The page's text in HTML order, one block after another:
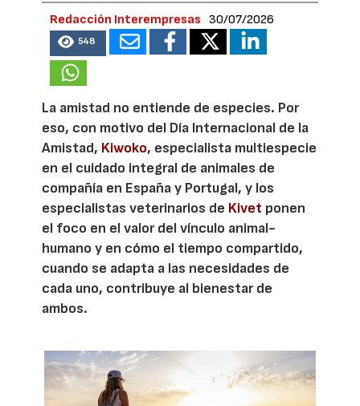
Redacción Interempresas 30/07/2026
548
La amistad no entiende de especies. Por
eso, con motivo del Día Internacional de la
Amistad, Kiwoko, especialista multiespecie
en el cuidado integral de animales de
compañía en España y Portugal, y los
especialistas veterinarios de Kivet ponen
el foco en el valor del vínculo animal-
humano y en cómo el tiempo compartido,
cuando se adapta a las necesidades de
cada uno, contribuye al bienestar de
ambos.